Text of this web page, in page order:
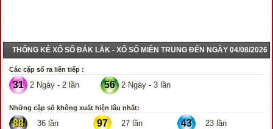
THỐNG KÊ XỔ SỐ ĐẮK LẮK - XỔ SỐ MIỀN TRUNG ĐẾN NGÀY 04/08/2026
Các cặp số ra liên tiếp :
31 2 Ngày - 2 lần 56 2 Ngày - 3 lần
Những cặp số không xuất hiện lâu nhất:
88 36 lần 97 27 lần 43 23 lần